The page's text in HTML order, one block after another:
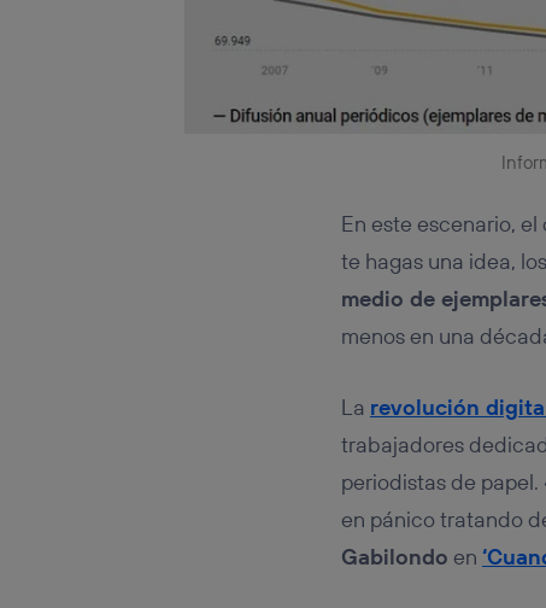
En este escenario,
te hagas una idea,
medio de
menos en una
La revolución
trabajadores
periodistas de
en pánico tratando
Gabilondo en